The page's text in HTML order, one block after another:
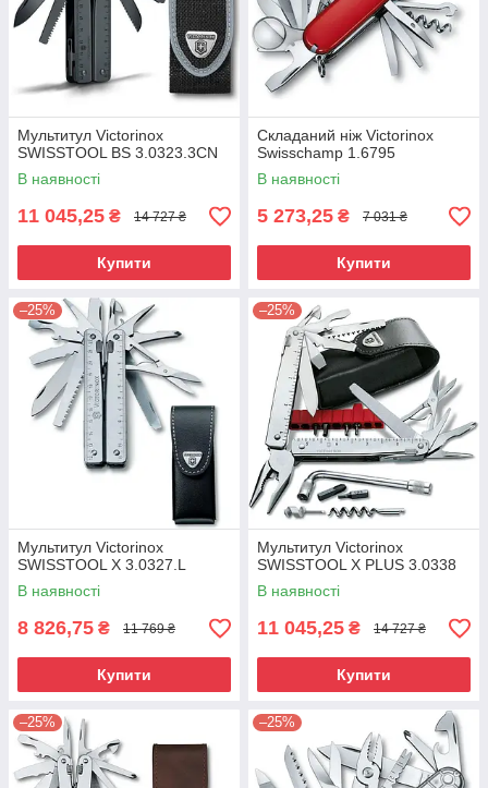
Мультитул Victorinox
SWISSTOOL BS 3.0323.3CN
В наявності
11 045,25 ₴ 14 727 ₴
Купити
Складаний ніж Victorinox
Swisschamp 1.6795
В наявності
5 273,25 ₴ 7 031 ₴
Купити
–25%
Мультитул Victorinox
SWISSTOOL X 3.0327.L
В наявності
8 826,75 ₴ 11 769 ₴
Купити
–25%
Мультитул Victorinox
SWISSTOOL X PLUS 3.0338
В наявності
11 045,25 ₴ 14 727 ₴
Купити
–25% –25%